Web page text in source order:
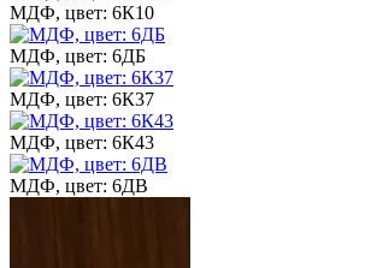
МДФ, цвет: 6К10
МДФ, цвет: 6ДБ
МДФ, цвет: 6К37
МДФ, цвет: 6К43
МДФ, цвет: 6ДВ